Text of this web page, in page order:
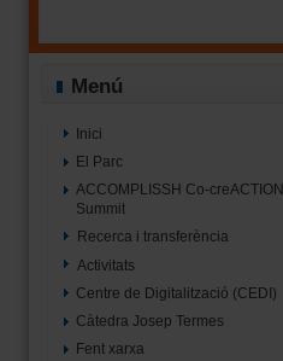
Menú
Inici
El Parc
ACCOMPLISSH Co-creACTION
Summit
Recerca i transferència
Activitats
Centre de Digitalització (CEDI)
Càtedra Josep Termes
Fent xarxa